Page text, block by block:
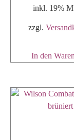
inkl. 19%
zzgl.
In den